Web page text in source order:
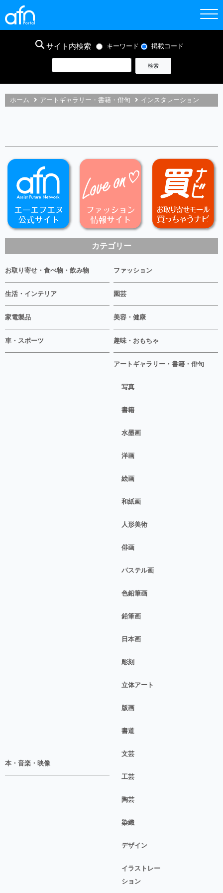
サイト内検索 キーワード 掲載コード
カテゴリー
お取り寄せ・食べ物・飲み物 ファッション
生活・インテリア 園芸
家電製品 美容・健康
車・スポーツ 趣味・おもちゃ
本・音楽・映像
アートギャラリー・書籍・俳句
写真
書籍
水墨画
洋画
絵画
和紙画
人形美術
俳画
パステル画
色鉛筆画
鉛筆画
日本画
彫刻
立体アート
版画
書道
文芸
工芸
陶芸
染織
デザイン
イラストレー
ション
ホーム アートギャラリー・書籍・俳句 インスタレーション